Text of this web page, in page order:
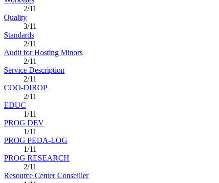
2/11
Quality
3/11
Standards
2/11
Audit for Hosting Minors
2/11
Service Description
2/11
COO-DIROP
2/11
EDUC
1/11
PROG DEV
1/11
PROG PEDA-LOG
1/11
PROG RESEARCH
2/11
Resource Center Conseiller